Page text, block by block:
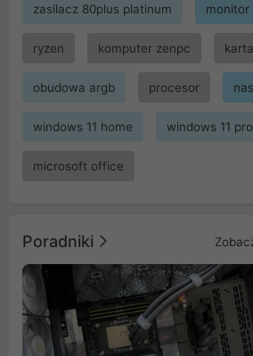
zasilacz 80plus platinum monitor
ryzen komputer zenpc
obudowa argb procesor
windows 11 home windows 11 pro
microsoft office
Poradniki